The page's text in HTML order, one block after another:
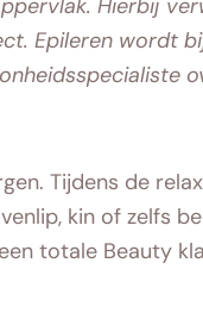
Hierbij
Epileren wordt
Tijdens de
kin of zelfs
totale Beauty